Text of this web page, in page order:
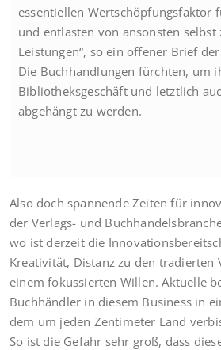
essentiellen Wertschöpfungsfaktor
und entlasten von ansonsten selbst
Leistungen“, so ein offener Brief
Die Buchhandlungen fürchten, um
Bibliotheksgeschäft und letztlich
abgehängt zu werden.
Also doch spannende Zeiten für
der Verlags- und
wo ist derzeit die
Kreativität, Distanz zu den tradierten
einem fokussierten Willen. Aktuelle
Buchhändler in diesem Business in
dem um jeden Zentimeter Land
So ist die Gefahr sehr groß, dass